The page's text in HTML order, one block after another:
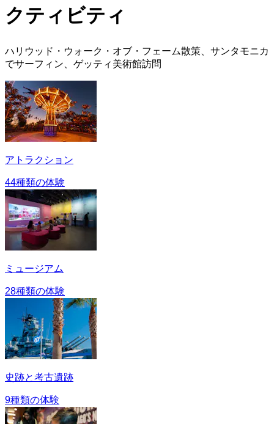
クティビティ
ハリウッド・ウォーク・オブ・フェーム散策、サンタモニカ
でサーフィン、ゲッティ美術館訪問
アトラクション
44種類の体験
ミュージアム
28種類の体験
史跡と考古遺跡
9種類の体験